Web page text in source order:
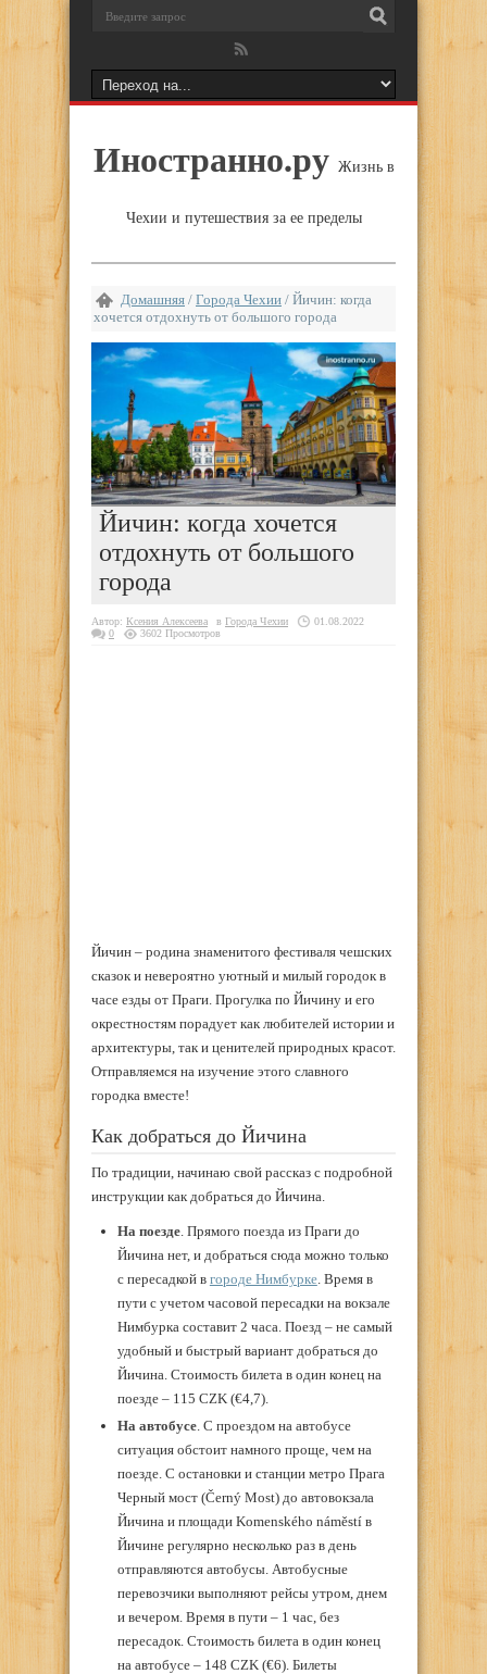
Иностранно.ру Жизнь в
Чехии и путешествия за ее пределы
Домашняя / Города Чехии / Йичин: когда
хочется отдохнуть от большого города
Йичин: когда хочется
отдохнуть от большого
города
Автор: Ксения Алексеева в Города Чехии
01.08.2022
0
3602 Просмотров
Йичин – родина знаменитого фестиваля чешских
сказок и невероятно уютный и милый городок в
часе езды от Праги. Прогулка по Йичину и его
окрестностям порадует как любителей истории и
архитектуры, так и ценителей природных красот.
Отправляемся на изучение этого славного
городка вместе!
Как добраться до Йичина
По традиции, начинаю свой рассказ с подробной
инструкции как добраться до Йичина.
На поезде. Прямого поезда из Праги до
Йичина нет, и добраться сюда можно только
с пересадкой в городе Нимбурке. Время в
пути с учетом часовой пересадки на вокзале
Нимбурка составит 2 часа. Поезд – не самый
удобный и быстрый вариант добраться до
Йичина. Стоимость билета в один конец на
поезде – 115 CZK (€4,7).
На автобусе. С проездом на автобусе
ситуация обстоит намного проще, чем на
поезде. С остановки и станции метро Прага
Черный мост (Černý Most) до автовокзала
Йичина и площади Komenského náměstí в
Йичине регулярно несколько раз в день
отправляются автобусы. Автобусные
перевозчики выполняют рейсы утром, днем
и вечером. Время в пути – 1 час, без
пересадок. Стоимость билета в один конец
на автобусе – 148 CZK (€6). Билеты